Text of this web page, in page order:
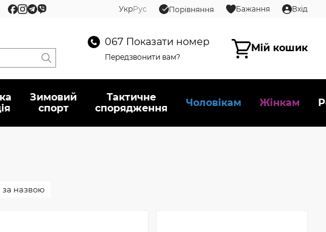
УкрРус Порівняння Бажання Вхід
067 Показати номер
Передзвонити вам?
Мій кошик
Зимовий
спорт
Тактичне
спорядження
Чоловікам Жінкам
за назвою